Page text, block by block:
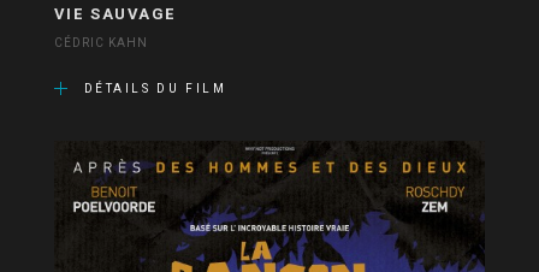
VIE SAUVAGE
CÉDRIC KAHN
DÉTAILS DU FILM